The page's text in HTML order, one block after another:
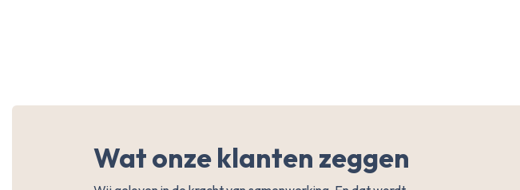
Wat onze klanten zeggen